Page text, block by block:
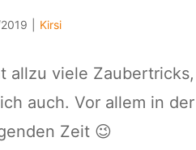
Kirsi
allzu viele Zaubertricks,
auch. Vor allem in der
Zeit 😉